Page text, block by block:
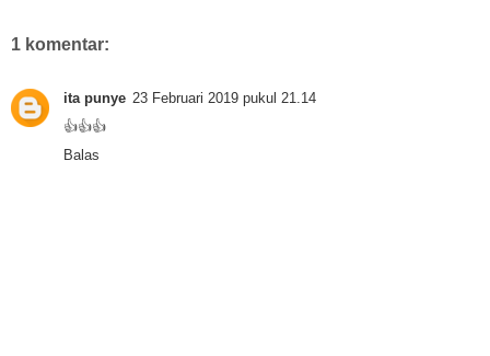
1 komentar:
ita punye 23 Februari 2019 pukul 21.14
👍👍👍
Balas